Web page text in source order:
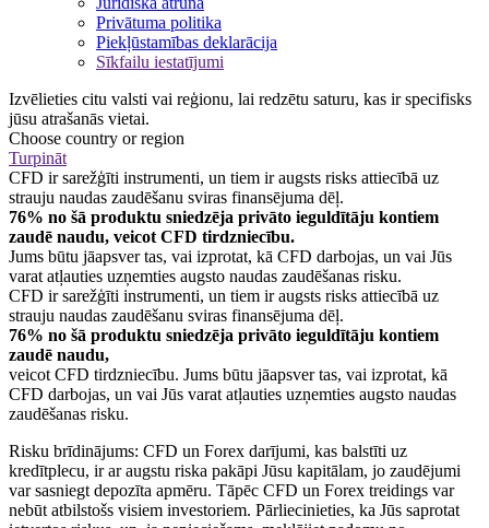
Privātuma politika
Piekļūstamības deklarācija
Sīkfailu iestatījumi
Izvēlieties citu valsti vai reģionu, lai redzētu saturu, kas ir specifisks
jūsu atrašanās vietai.
Choose country or region
Turpināt
CFD ir sarežģīti instrumenti, un tiem ir augsts risks attiecībā uz
strauju naudas zaudēšanu sviras finansējuma dēļ.
76% no šā produktu sniedzēja privāto ieguldītāju kontiem
zaudē naudu, veicot CFD tirdzniecību.
Jums būtu jāapsver tas, vai izprotat, kā CFD darbojas, un vai Jūs
varat atļauties uzņemties augsto naudas zaudēšanas risku.
CFD ir sarežģīti instrumenti, un tiem ir augsts risks attiecībā uz
strauju naudas zaudēšanu sviras finansējuma dēļ.
76% no šā produktu sniedzēja privāto ieguldītāju kontiem
zaudē naudu,
veicot CFD tirdzniecību. Jums būtu jāapsver tas, vai izprotat, kā
CFD darbojas, un vai Jūs varat atļauties uzņemties augsto naudas
zaudēšanas risku.
Risku brīdinājums: CFD un Forex darījumi, kas balstīti uz
kredītplecu, ir ar augstu riska pakāpi Jūsu kapitālam, jo zaudējumi
var sasniegt depozīta apmēru. Tāpēc CFD un Forex treidings var
nebūt atbilstošs visiem investoriem. Pārliecinieties, ka Jūs saprotat